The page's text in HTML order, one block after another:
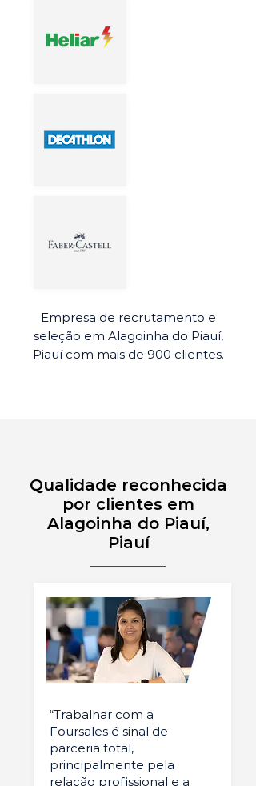
Empresa de recrutamento e
seleção em Alagoinha do Piauí,
Piauí com mais de 900 clientes.
Qualidade reconhecida
por clientes em
Alagoinha do Piauí,
Piauí
“Trabalhar com a
Foursales é sinal de
parceria total,
principalmente pela
relação profissional e a